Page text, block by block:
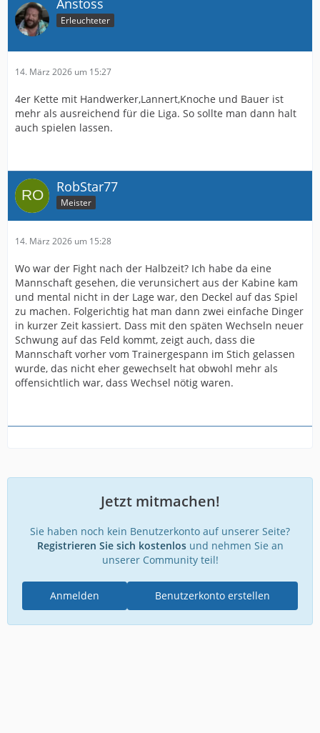
Erleuchteter
14. März 2026 um 15:27
4er Kette mit Handwerker,Lannert,Knoche und Bauer ist
mehr als ausreichend für die Liga. So sollte man dann halt
auch spielen lassen.
RobStar77
Meister
14. März 2026 um 15:28
Wo war der Fight nach der Halbzeit? Ich habe da eine
Mannschaft gesehen, die verunsichert aus der Kabine kam
und mental nicht in der Lage war, den Deckel auf das Spiel
zu machen. Folgerichtig hat man dann zwei einfache Dinger
in kurzer Zeit kassiert. Dass mit den späten Wechseln neuer
Schwung auf das Feld kommt, zeigt auch, dass die
Mannschaft vorher vom Trainergespann im Stich gelassen
wurde, das nicht eher gewechselt hat obwohl mehr als
offensichtlich war, dass Wechsel nötig waren.
Jetzt mitmachen!
Sie haben noch kein Benutzerkonto auf unserer Seite?
Registrieren Sie sich kostenlosund nehmen Sie an
unserer Community teil!
Benutzerkonto erstellen
Anmelden